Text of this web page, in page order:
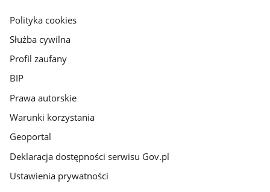
gov.pl
Polityka cookies
Służba cywilna
Profil zaufany
BIP
Prawa autorskie
Warunki korzystania
Geoportal
Deklaracja dostępności serwisu Gov.pl
Ustawienia prywatności